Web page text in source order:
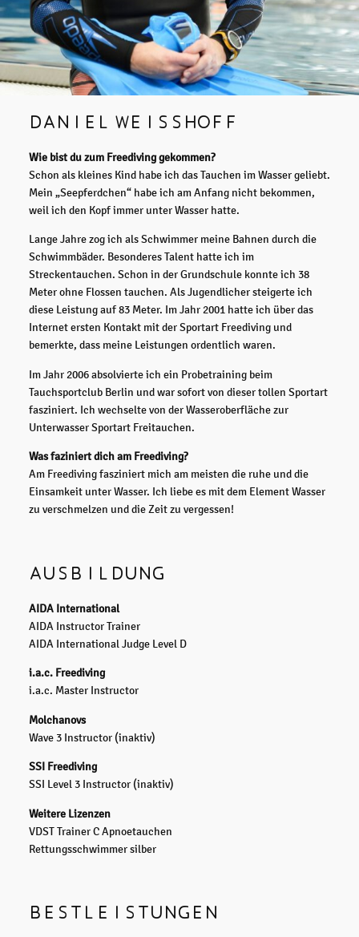
DANIEL WEISSHOFF
Wie bist du zum Freediving gekommen?
Schon als kleines Kind habe ich das Tauchen im Wasser geliebt.
Mein „Seepferdchen“ habe ich am Anfang nicht bekommen,
weil ich den Kopf immer unter Wasser hatte.
Lange Jahre zog ich als Schwimmer meine Bahnen durch die
Schwimmbäder. Besonderes Talent hatte ich im
Streckentauchen. Schon in der Grundschule konnte ich 38
Meter ohne Flossen tauchen. Als Jugendlicher steigerte ich
diese Leistung auf 83 Meter. Im Jahr 2001 hatte ich über das
Internet ersten Kontakt mit der Sportart Freediving und
bemerkte, dass meine Leistungen ordentlich waren.
Im Jahr 2006 absolvierte ich ein Probetraining beim
Tauchsportclub Berlin und war sofort von dieser tollen Sportart
fasziniert. Ich wechselte von der Wasseroberfläche zur
Unterwasser Sportart Freitauchen.
Was faziniert dich am Freediving?
Am Freediving fasziniert mich am meisten die ruhe und die
Einsamkeit unter Wasser. Ich liebe es mit dem Element Wasser
zu verschmelzen und die Zeit zu vergessen!
AUSBILDUNG
AIDA International
AIDA Instructor Trainer
AIDA International Judge Level D
i.a.c. Freediving
i.a.c. Master Instructor
Molchanovs
Wave 3 Instructor (inaktiv)
SSI Freediving
SSI Level 3 Instructor (inaktiv)
Weitere Lizenzen
VDST Trainer C Apnoetauchen
Rettungsschwimmer silber
BESTLEISTUNGEN